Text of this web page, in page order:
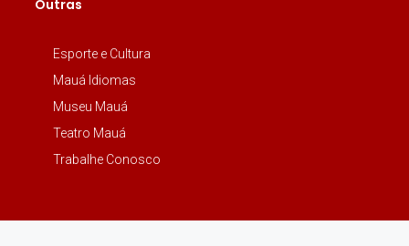
Outras
Esporte e Cultura
Mauá Idiomas
Museu Mauá
Teatro Mauá
Trabalhe Conosco